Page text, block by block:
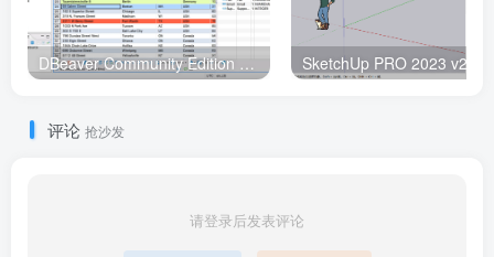
DBeaver Community Edition v24.0.3 数据库管理，汉化中文版
评论 抢沙发
请登录后发表评论